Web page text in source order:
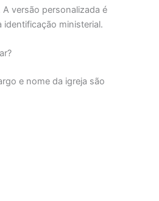
versão personalizada é
identificação ministerial.
e nome da igreja são